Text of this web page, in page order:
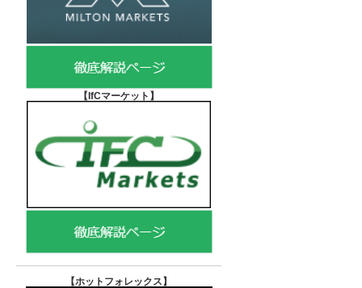
【IfCマーケット 】
【ホットフォレックス 】